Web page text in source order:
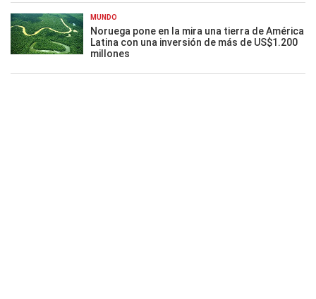
MUNDO
Noruega pone en la mira una tierra de América
Latina con una inversión de más de US$1.200
millones